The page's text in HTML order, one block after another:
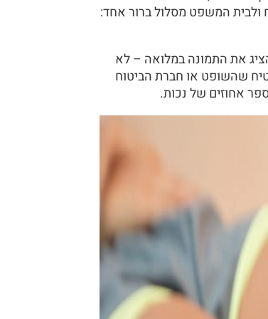
ולבית המשפט מסלול ברור אחד:
את התמונה במלואה – לא
שהשופט או חברת הביטוח
אחוזים של נכות.